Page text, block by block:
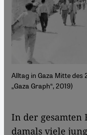
Alltag in Gaza Mitte des
„Gaza Graph“, 2019)
In der gesamten
damals viele